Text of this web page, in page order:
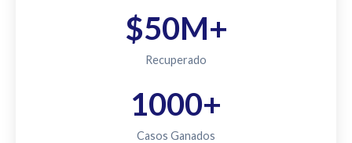
$50M+
Recuperado
1000+
Casos Ganados